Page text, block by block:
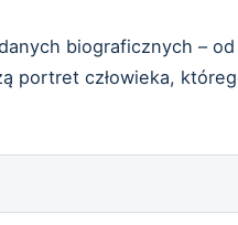
biograficznych –
portret człowieka,